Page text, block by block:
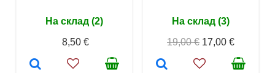
На склад (2)
8,50 €
На склад (3)
19,00 € 17,00 €